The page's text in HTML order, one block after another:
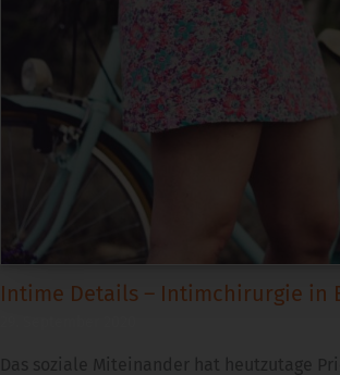
Intime Details – Intimchirurgie in